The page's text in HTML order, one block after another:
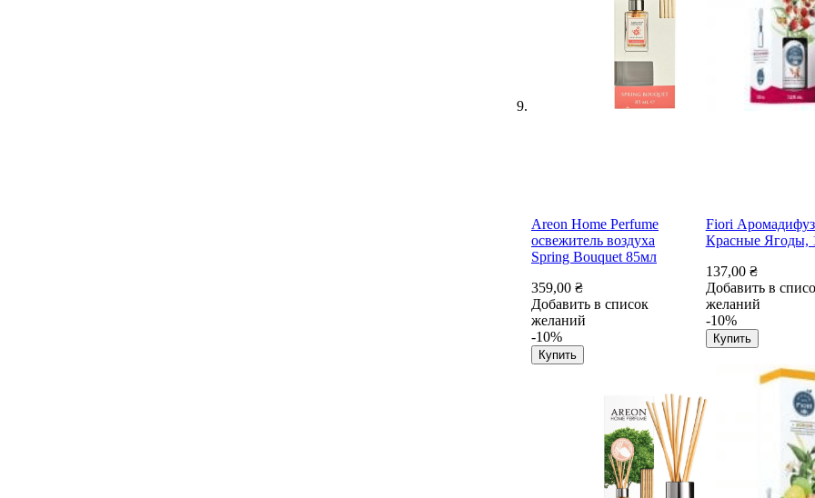
Areon Home Perfume
освежитель воздуха
Spring Bouquet 85мл
359,00 ₴
Добавить в список
желаний
-10%
Купить
Fiori
Красные Ягоды,
137,00 ₴
Добавить в
желаний
-10%
Купить